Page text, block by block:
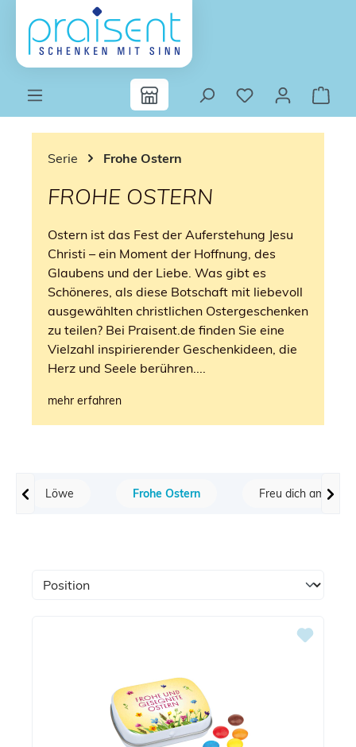
Zum Hauptinhalt springen
Serie Frohe Ostern
FROHE OSTERN
Ostern ist das Fest der Auferstehung Jesu
Christi – ein Moment der Hoffnung, des
Glaubens und der Liebe. Was gibt es
Schöneres, als diese Botschaft mit liebevoll
ausgewählten christlichen Ostergeschenken
zu teilen? Bei Praisent.de finden Sie eine
Vielzahl inspirierender Geschenkideen, die
Herz und Seele berühren....
mehr erfahren
Löwe Frohe Ostern Freu dich am